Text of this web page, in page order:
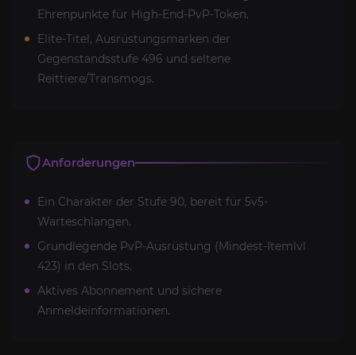
Ehrenpunkte für High-End-PvP-Token.
Elite-Titel, Ausrüstungsmarken der
Gegenstandsstufe 496 und seltene
Reittiere/Transmogs.
Anforderungen
Ein Charakter der Stufe 90, bereit für 5v5-
Warteschlangen.
Grundlegende PvP-Ausrüstung (Mindest-Itemlvl
423) in den Slots.
Aktives Abonnement und sichere
Anmeldeinformationen.